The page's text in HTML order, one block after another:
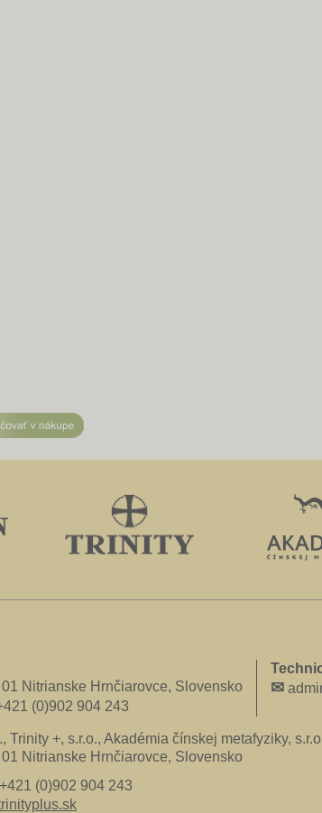
Nitrianske Hrnčiarovce, Slovensko
(0)902 904 243
✉
Trinity +, s.r.o., Akadémia čínskej metafyziky,
Nitrianske Hrnčiarovce, Slovensko
+421 (0)902 904 243